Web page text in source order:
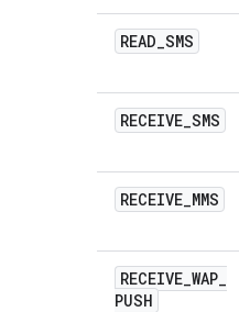
READ_SMS
RECEIVE_SMS
RECEIVE_MMS
RECEIVE_WAP_
PUSH